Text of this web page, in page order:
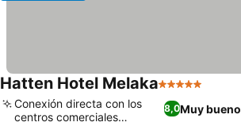
Hatten Hotel Melaka5 Estrellas
8,0Muy bueno
Conexión directa con los
centros comerciales